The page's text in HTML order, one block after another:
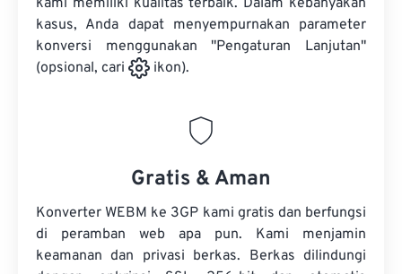
kami memiliki kualitas terbaik. Dalam kebanyakan
kasus, Anda dapat menyempurnakan parameter
konversi menggunakan "Pengaturan Lanjutan"
(opsional, cari
ikon).
Gratis & Aman
Konverter WEBM ke 3GP kami gratis dan berfungsi
di peramban web apa pun. Kami menjamin
keamanan dan privasi berkas. Berkas dilindungi